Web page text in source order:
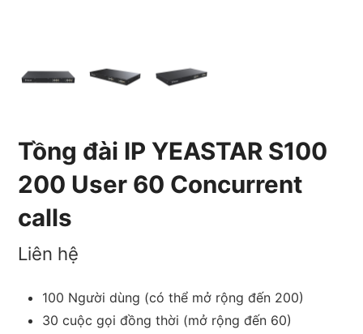
Tồng đài IP YEASTAR S100
200 User 60 Concurrent
calls
Liên hệ
100 Người dùng (có thể mở rộng đến 200)
30 cuộc gọi đồng thời (mở rộng đến 60)